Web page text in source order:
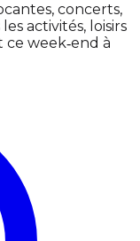
concerts,
activités, loisirs
week‑end à